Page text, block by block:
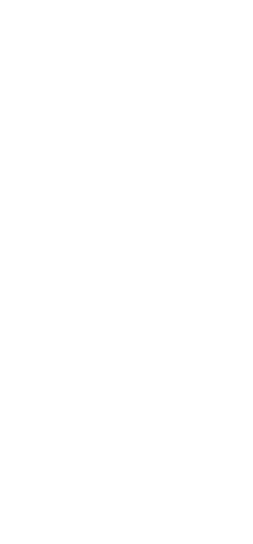
фрезы